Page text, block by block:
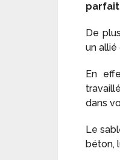
De
un
En
dans
Le
béton,